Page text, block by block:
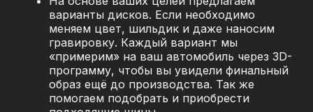
варианты дисков. Если необходимо
меняем цвет, шильдик и даже наносим
гравировку. Каждый вариант мы
«примерим» на ваш автомобиль через 3D-
программу, чтобы вы увидели финальный
образ ещё до производства. Так же
помогаем подобрать и приобрести